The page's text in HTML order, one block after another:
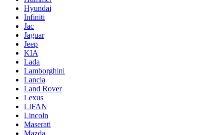
Hyundai
Infiniti
Jac
Jaguar
Jeep
KIA
Lada
Lamborghini
Lancia
Land Rover
Lexus
LIFAN
Lincoln
Maserati
Mazda